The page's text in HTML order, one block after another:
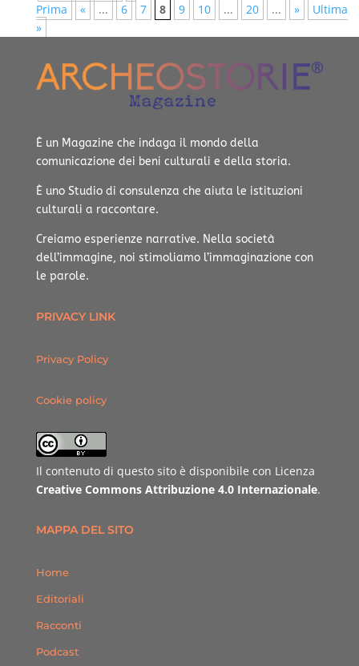
Prima
« ... 6 7 8 9 10 ... 20 ... »
Ultima
»
È un Magazine che indaga il mondo della
comunicazione dei beni culturali e della storia.
È uno Studio di consulenza che aiuta le istituzioni
culturali a raccontare.
Creiamo esperienze narrative. Nella società
dell’immagine, noi stimoliamo l’immaginazione con
le parole.
PRIVACY LINK
Privacy Policy
Cookie policy
Il contenuto di questo sito è disponibile con Licenza
Creative Commons Attribuzione 4.0 Internazionale.
MAPPA DEL SITO
Home
Editoriali
Racconti
Podcast